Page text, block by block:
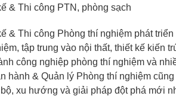
& Thi công PTN, phòng sạch
& Thi công Phòng thí nghiệm phát
tập trung vào nội thất, thiết kế kiến
công nghiệp phòng thí nghiệm và
hành & Quản lý Phòng thí nghiệm
xu hướng và giải pháp đột phá mới